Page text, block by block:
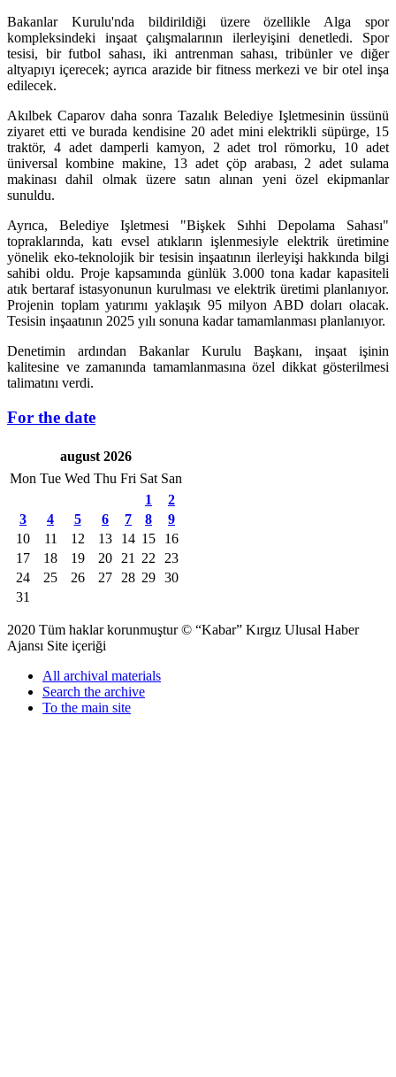
Bakanlar Kurulu'nda bildirildiği üzere özellikle Alga spor
kompleksindeki inşaat çalışmalarının ilerleyişini denetledi. Spor
tesisi, bir futbol sahası, iki antrenman sahası, tribünler ve diğer
altyapıyı içerecek; ayrıca arazide bir fitness merkezi ve bir otel inşa
edilecek.
Akılbek Caparov daha sonra Tazalık Belediye Işletmesinin üssünü
ziyaret etti ve burada kendisine 20 adet mini elektrikli süpürge, 15
traktör, 4 adet damperli kamyon, 2 adet trol römorku, 10 adet
üniversal kombine makine, 13 adet çöp arabası, 2 adet sulama
makinası dahil olmak üzere satın alınan yeni özel ekipmanlar
sunuldu.
Ayrıca, Belediye Işletmesi "Bişkek Sıhhi Depolama Sahası"
topraklarında, katı evsel atıkların işlenmesiyle elektrik üretimine
yönelik eko-teknolojik bir tesisin inşaatının ilerleyişi hakkında bilgi
sahibi oldu. Proje kapsamında günlük 3.000 tona kadar kapasiteli
atık bertaraf istasyonunun kurulması ve elektrik üretimi planlanıyor.
Projenin toplam yatırımı yaklaşık 95 milyon ABD doları olacak.
Tesisin inşaatının 2025 yılı sonuna kadar tamamlanması planlanıyor.
Denetimin ardından Bakanlar Kurulu Başkanı, inşaat işinin
kalitesine ve zamanında tamamlanmasına özel dikkat gösterilmesi
talimatını verdi.
For the date
august 2026
Mon Tue Wed Thu Fri Sat San
1
2
3
4 5 6 7 8
9
10
11 12 13 14 15
16
17
18 19 20 21 22
23
24
25 26 27 28 29 30
31
2020 Tüm haklar korunmuştur © “Kabar” Kırgız Ulusal Haber
Ajansı Site içeriği
All archival materials
Search the archive
To the main site